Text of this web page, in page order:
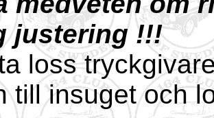
justering !!!
loss
till insuget och